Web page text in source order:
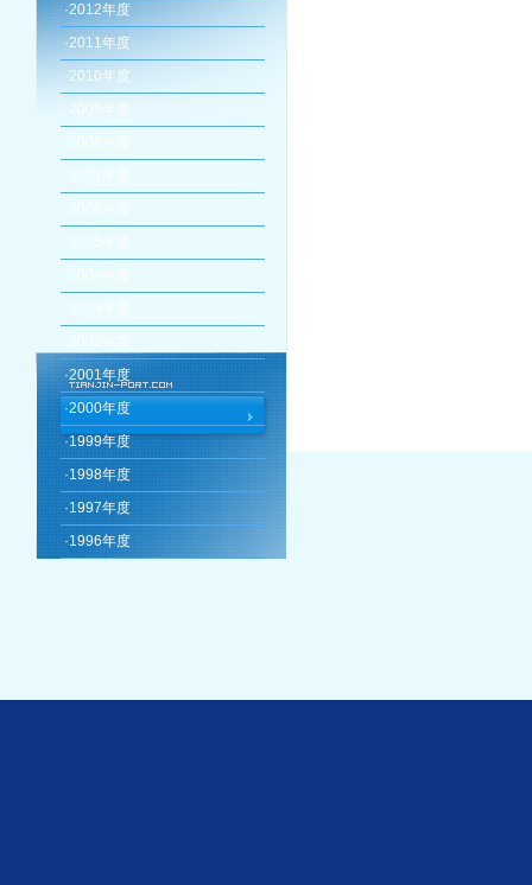
·2012年度
·2011年度
·2010年度
2009年度
·2001年度
·2000年度
·1999年度
·1998年度
·1997年度
·1996年度